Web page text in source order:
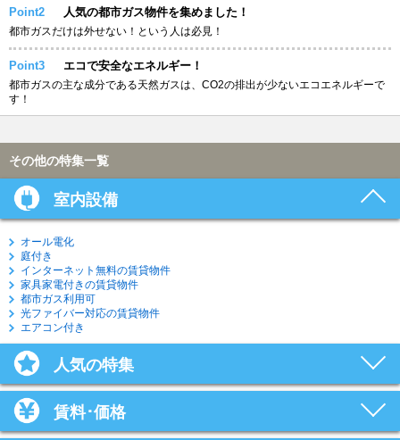
Point2 人気の都市ガス物件を集めました！
都市ガスだけは外せない！という人は必見！
Point3 エコで安全なエネルギー！
都市ガスの主な成分である天然ガスは、CO2の排出が少ないエコエネルギーで
す！
その他の特集一覧
室内設備
オール電化
庭付き
インターネット無料の賃貸物件
家具家電付きの賃貸物件
都市ガス利用可
光ファイバー対応の賃貸物件
エアコン付き
人気の特集
賃料･価格